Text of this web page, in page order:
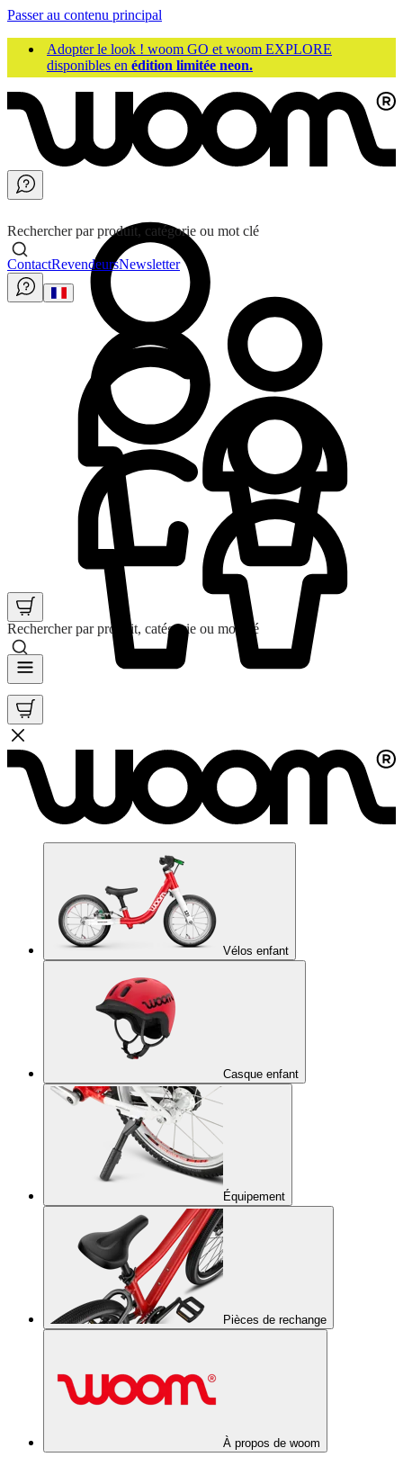
Passer au contenu principal
Adopter le look ! woom GO et woom EXPLORE
disponibles en édition limitée neon.
Rechercher par produit, catégorie ou mot clé
Rechercher par produit, catégorie ou mot clé
ContactRevendeursNewsletter
Vélos enfant
Casque enfant
Équipement
Pièces de rechange
À propos de woom